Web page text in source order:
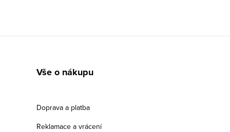
Vše o nákupu
Doprava a platba
Reklamace a vrácení